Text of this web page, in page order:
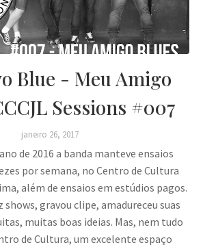
Blue - Meu Amigo
Sessions #007
janeiro 26, 2017
de 2016 a banda manteve ensaios
por semana, no Centro de Cultura
além de ensaios em estúdios pagos.
shows, gravou clipe, amadureceu suas
muitas boas ideias. Mas, nem tudo
de Cultura, um excelente espaço